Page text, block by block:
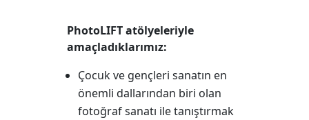
PhotoLIFT atölyeleriyle
amaçladıklarımız:
Çocuk ve gençleri sanatın en
önemli dallarından biri olan
fotoğraf sanatı ile tanıştırmak